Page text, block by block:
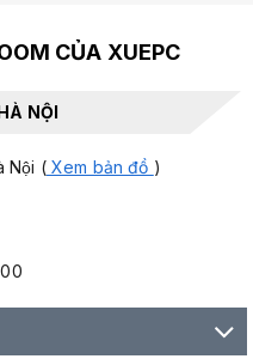
CỦA XUEPC
NỘI
Nội (Xem bản đồ )